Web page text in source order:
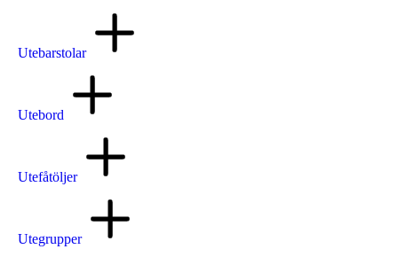
Utebarstolar
Utebord
Utefåtöljer
Utegrupper